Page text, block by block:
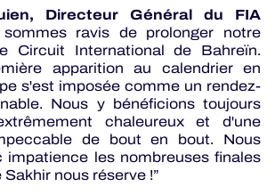
Directeur Général du FIA
sommes ravis de prolonger notre
Circuit International de Bahreïn.
apparition au calendrier en
s'est imposée comme un rendez-
Nous y bénéficions toujours
chaleureux et d'une
de bout en bout. Nous
impatience les nombreuses finales
nous réserve !”